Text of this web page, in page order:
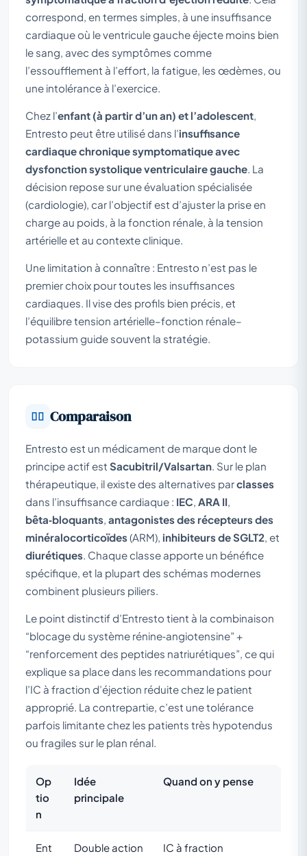
correspond, en termes simples, à une insuffisance
cardiaque où le ventricule gauche éjecte moins bien
le sang, avec des symptômes comme
l’essoufflement à l’effort, la fatigue, les œdèmes, ou
une intolérance à l’exercice.
Chez l’enfant (à partir d’un an) et l’adolescent
Entresto peut être utilisé dans l’insuffisance
cardiaque chronique symptomatique avec
dysfonction systolique ventriculaire gauche . La
décision repose sur une évaluation spécialisée
(cardiologie), car l’objectif est d’ajuster la prise en
charge au poids, à la fonction rénale, à la tension
artérielle et au contexte clinique.
Une limitation à connaître : Entresto n’est pas le
premier choix pour toutes les insuffisances
cardiaques. Il vise des profils bien précis, et
l’équilibre tension artérielle–fonction rénale–
potassium guide souvent la stratégie.
Comparaison
Entresto est un médicament de marque dont le
principe actif est Sacubitril/Valsartan . Sur le plan
thérapeutique, il existe des alternatives parclasses
dans l’insuffisance cardiaque : IEC ARA II
bêta‑bloquants antagonistes des récepteurs des
minéralocorticoïdes(ARM), inhibiteurs de SGLT2 , et
diurétiques . Chaque classe apporte un bénéfice
spécifique, et la plupart des schémas modernes
combinent plusieurs piliers.
Le point distinctif d’Entresto tient à la combinaison
“blocage du système rénine‑angiotensine” +
“renforcement des peptides natriurétiques”, ce qui
explique sa place dans les recommandations pour
l’IC à fraction d’éjection réduite chez le patient
approprié. La contrepartie, c’est une tolérance
parfois limitante chez les patients très hypotendus
ou fragiles sur le plan rénal.
Op
tio
n
Idée
principale
Quand on y pense
Ent
Double action
IC à fraction